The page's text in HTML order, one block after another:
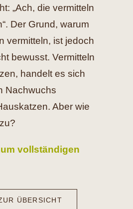
„Ach, die vermitteln
Der Grund, warum
vermitteln, ist jedoch
bewusst. Vermitteln
handelt es sich
Nachwuchs
Aber wie
vollständigen
ÜBERSICHT